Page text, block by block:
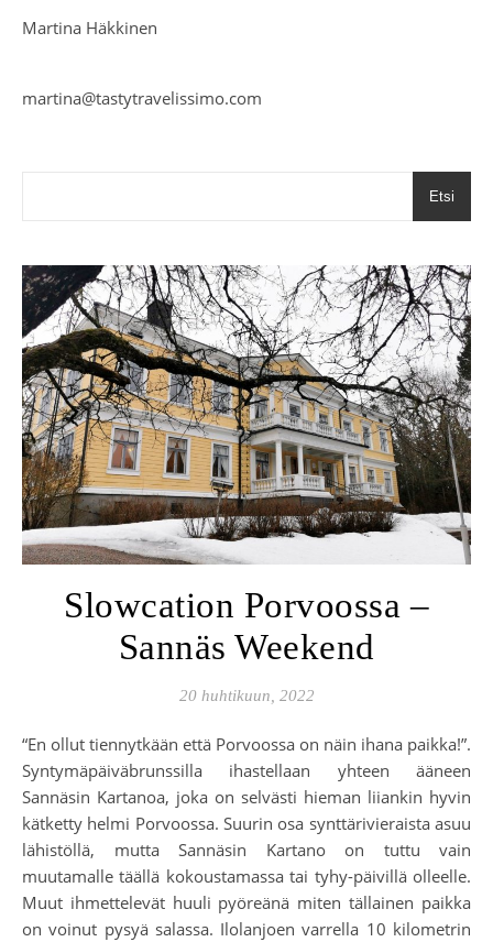
Martina Häkkinen
martina@tastytravelissimo.com
Etsi
Slowcation Porvoossa –
Sannäs Weekend
20 huhtikuun, 2022
“En ollut tiennytkään että Porvoossa on näin ihana paikka!”.
Syntymäpäiväbrunssilla ihastellaan yhteen ääneen
Sannäsin Kartanoa, joka on selvästi hieman liiankin hyvin
kätketty helmi Porvoossa. Suurin osa synttärivieraista asuu
lähistöllä, mutta Sannäsin Kartano on tuttu vain
muutamalle täällä kokoustamassa tai tyhy-päivillä olleelle.
Muut ihmettelevät huuli pyöreänä miten tällainen paikka
on voinut pysyä salassa. Ilolanjoen varrella 10 kilometrin